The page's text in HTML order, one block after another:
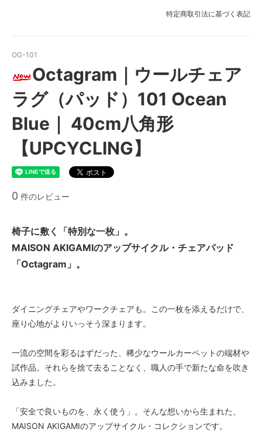
特定商取引法に基づく表記
OG-101
Octagram｜ウールチェア
ラグ（パッド）101 Ocean
Blue｜ 40cm八角形
【UPCYCLING】
0 件のレビュー
椅子に敷く「特別な一枚」。
MAISON AKIGAMIのアップサイクル・チェアパッド
「Octagram」。
ダイニングチェアやワークチェアも。この一枚を添えるだけで、
座り心地がよりいっそう深まります。
一流の空間を彩るはずだった、稀少なウールカーペットの端材や
試作品。それらを捨て去ることなく、職人の手で新たな命を吹き
込みました。
「安全で良いものを、永く使う」。そんな想いから生まれた、
MAISON AKIGAMIのアップサイクル・コレクションです。